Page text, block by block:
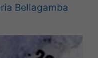
Bellagamba